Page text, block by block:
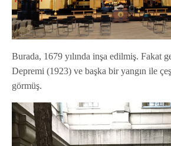
Burada, 1679 yılında inşa edilmiş. Fakat
Depremi (1923) ve başka bir yangın ile
görmüş.